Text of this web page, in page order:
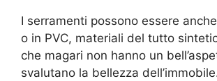
I serramenti possono essere
o in PVC, materiali del tutto
che magari non hanno un
svalutano la bellezza